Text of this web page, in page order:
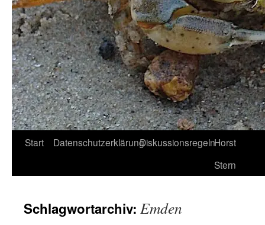
Start DatenschutzerklärungDiskussionsregelnHorst
Stern
Schlagwortarchiv: Emden